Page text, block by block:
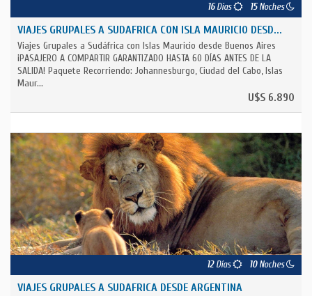
16Días 15Noches
VIAJES GRUPALES A SUDAFRICA CON ISLA MAURICIO DESD...
Viajes Grupales a Sudáfrica con Islas Mauricio desde Buenos Aires
¡PASAJERO A COMPARTIR GARANTIZADO HASTA 60 DÍAS ANTES DE LA
SALIDA! Paquete Recorriendo: Johannesburgo, Ciudad del Cabo, Islas
Maur...
U$S 6.890
12Días 10Noches
VIAJES GRUPALES A SUDAFRICA DESDE ARGENTINA